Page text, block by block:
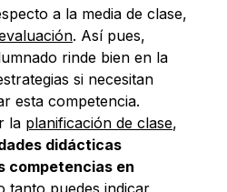
a la media de clase,
. Así pues,
rinde bien en la
si necesitan
esta competencia.
la planificación de clase,
didácticas
competencias en